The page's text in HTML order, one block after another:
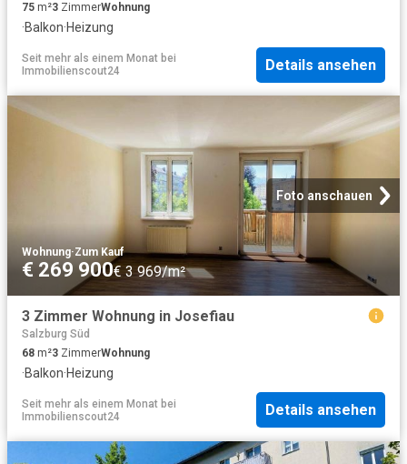
75 m²3 ZimmerWohnung
·Balkon·Heizung
Seit mehr als einem Monat bei
Immobilienscout24
Details ansehen
Foto anschauen
Wohnung·Zum Kauf
€ 269 900€ 3 969/m²
3 Zimmer Wohnung in Josefiau
Salzburg Süd
68 m²3 ZimmerWohnung
·Balkon·Heizung
Seit mehr als einem Monat bei
Immobilienscout24
Details ansehen